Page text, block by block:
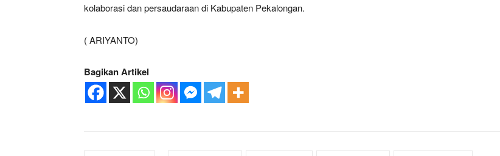
kolaborasi dan persaudaraan di Kabupaten Pekalongan.
( ARIYANTO)
Bagikan Artikel